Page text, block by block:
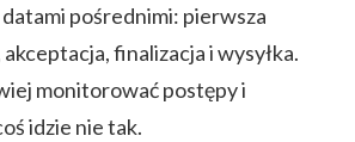
pośrednimi: pierwsza
finalizacja i wysyłka.
monitorować postępy i
idzie nie tak.